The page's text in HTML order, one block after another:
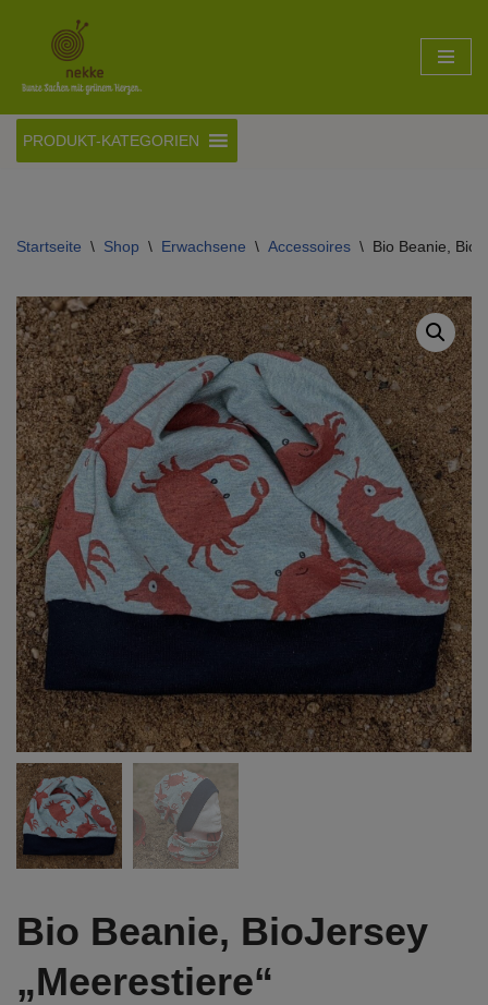
Inhalt
springen
PRODUKT-KATEGORIEN
Startseite \ Shop \ Erwachsene \ Accessoires \ Bio Beanie,
Bio Beanie, BioJersey
„Meerestiere“